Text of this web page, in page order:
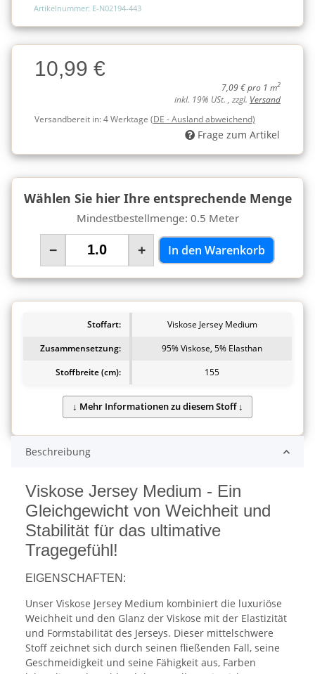
Artikelnummer: E-N02194-443
Charge
Charge10,99 €
7,09 € pro 1 m2
inkl. 19% USt. , zzgl. Versand
Versandbereit in:4 Werktage (DE - Ausland abweichend)
Frage zum Artikel
Wählen Sie hier Ihre entsprechende Menge
Mindestbestellmenge: 0.5 Meter
− + In den Warenkorb
Stoffart:
Viskose Jersey Medium
Zusammensetzung:
95% Viskose, 5% Elasthan
Stoffbreite (cm):
155
Beschreibung
Viskose Jersey Medium - Ein
Gleichgewicht von Weichheit und
Stabilität für das ultimative
Tragegefühl!
EIGENSCHAFTEN:
Unser Viskose Jersey Medium kombiniert die luxuriöse
Weichheit und den Glanz der Viskose mit der Elastizität
und Formstabilität des Jerseys. Dieser mittelschwere
Stoff zeichnet sich durch seinen fließenden Fall, seine
Geschmeidigkeit und seine Fähigkeit aus, Farben